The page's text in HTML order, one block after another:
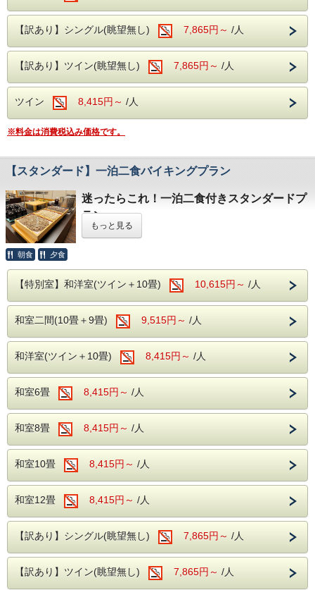
ックアウト時間は11:00となっております。
当館に一室だけの特別室「長者の間」で、思い出に残る特別
なご旅行をお楽しみください。
皆様のご予約・ご来館を心よりお待ちしております。
ご到着の際はフロントへお立ち寄りください。番号札をお渡
無料送迎バス（要予約）
松本駅とホテル間の無料送迎バスを運行しております。
【松本駅発】15:00／16:15
※ご利用をご希望のお客様は、前日までにお電話にてご予約
ください。
国宝 松本城まではホテルからお車で約15分。
そのほか、白馬・黒部ダム・上高地・美ヶ原など、長野県内
チェックアウト時間
2026年8月1日（土）～8月31日（月）を除く日程
ックアウト時間は
皆様のご予約・ご来館を心よりお待ちしております。
えられています。
北アルプスと松本平を見渡しながらゆっくり肌になじむ優し
い泉質と湯冷めしにくく温浴効果が続く天然温泉をお楽しみ
くださいませ。
原泉：浅間混合泉（山田源泉、2号・4号源泉、大下源泉の
混合泉）
泉質：アルカリ性単純温泉（アルカリ性低張性高温泉）
効能：神経痛、筋肉痛、関節痛、疲労回復
〇館内無料施設のご紹介
チェックイン時にご予約下さい。
番号札をお渡しして駐車場をご案内致します。
〇無料送迎バス
【訳あり】シングル(眺望無し) 7,865円～ /人
【訳あり】ツイン(眺望無し) 7,865円～ /人
ツイン 8,415円～ /人
※料金は消費税込み価格です。
【スタンダード】一泊二食バイキングプラン
迷ったらこれ！一泊二食付きスタンダードプ
ラン
伊東園ホテルズ創業以来、多くのお客様にご好評いただいて
いる定番の一泊二食付きプランです。
直前予約も可能ですので、思い立った旅行にもおすすめで
ご夕食・ご朝食
夕食・朝食ともに和洋中のバラエティ豊かなバイキングをご
夕食時はアルコール・ソフトドリンクが90分飲み放題。
※お食事時間は90分制です。
※混雑状況により二部制または三部制でのご案内となる場合
までお問い合わせください。
浅間温泉
開湯約1,000年の歴史を誇る浅間温泉。正岡子規や与謝野晶
子をはじめ、多くの文人墨客にも愛された名湯です。
温泉をご堪能ください。湯冷めしにくく、体の芯まで温まる
泉質が魅力です。
：浅間混合泉（山田源泉・2号・4号源泉・大下源泉の
混合泉）
泉質：アルカリ性単純温泉（アルカリ性低張性高温泉）
効能：神経痛・筋肉痛・関節痛・疲労回復など
カラオケルーム（地下1階）
もっと見る
朝食 夕食
【特別室】和洋室(ツイン＋10畳) 10,615円～ /人
和室二間(10畳＋9畳) 9,515円～ /人
和洋室(ツイン＋10畳) 8,415円～ /人
和室6畳 8,415円～ /人
和室8畳 8,415円～ /人
和室10畳 8,415円～ /人
和室12畳 8,415円～ /人
【訳あり】シングル(眺望無し) 7,865円～ /人
【訳あり】ツイン(眺望無し) 7,865円～ /人